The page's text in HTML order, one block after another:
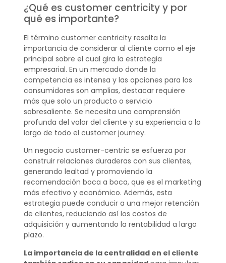
¿Qué es customer centricity y por
qué es importante?
El término customer centricity resalta la
importancia de considerar al cliente como el eje
principal sobre el cual gira la estrategia
empresarial. En un mercado donde la
competencia es intensa y las opciones para los
consumidores son amplias, destacar requiere
más que solo un producto o servicio
sobresaliente. Se necesita una comprensión
profunda del valor del cliente y su experiencia a lo
largo de todo el customer journey.
Un negocio customer-centric se esfuerza por
construir relaciones duraderas con sus clientes,
generando lealtad y promoviendo la
recomendación boca a boca, que es el marketing
más efectivo y económico. Además, esta
estrategia puede conducir a una mejor retención
de clientes, reduciendo así los costos de
adquisición y aumentando la rentabilidad a largo
plazo.
La importancia de la centralidad en el cliente